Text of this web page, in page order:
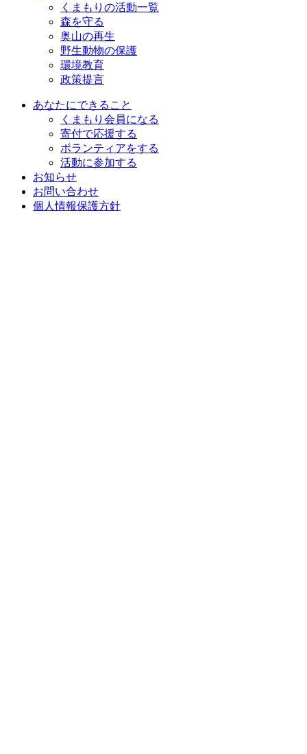
くまもりの活動一覧
森を守る
奥山の再生
野生動物の保護
環境教育
政策提言
あなたにできること
くまもり会員になる
寄付で応援する
ボランティアをする
活動に参加する
お知らせ
お問い合わせ
個人情報保護方針